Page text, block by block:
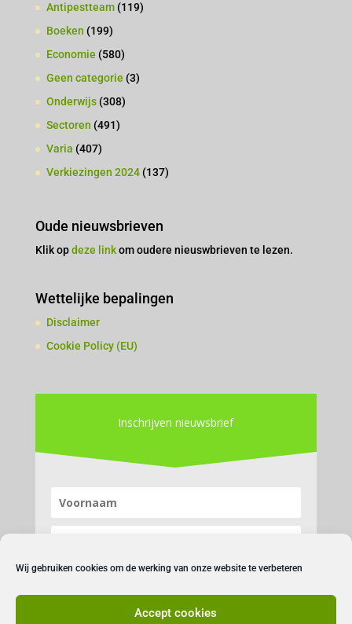
Wij gebruiken cookies om de werking van onze website te verbeteren
Accept cookies
Antipestteam(119)
Boeken (199)
Economie (580)
Geen categorie (3)
Onderwijs(308)
Sectoren (491)
Varia (407)
Verkiezingen 2024(137)
Oude nieuwsbrieven
Klik opdeze linkom oudere nieuswbrieven te lezen.
Wettelijke bepalingen
Disclaimer
Cookie Policy (EU)
Inschrijven nieuwsbrief
Inschrijven